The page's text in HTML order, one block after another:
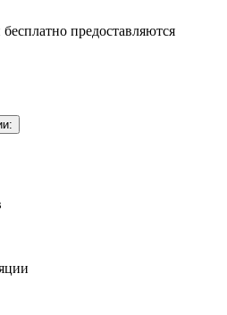
предоставляются